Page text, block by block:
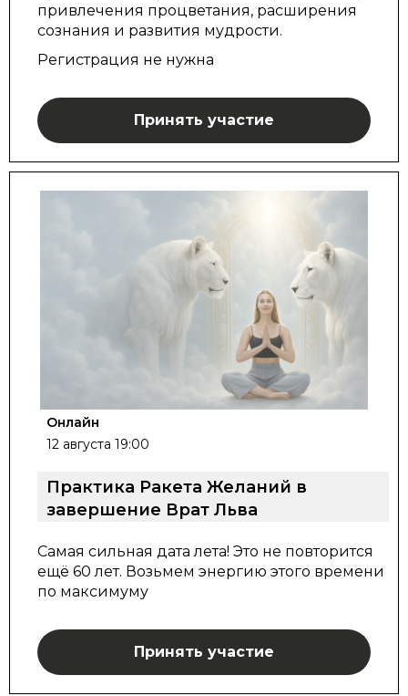
привлечения процветания, расширения
сознания и развития мудрости.
Регистрация не нужна
Принять участие
Онлайн
12 августа 19:00
Практика Ракета Желаний в
завершение Врат Льва
Самая сильная дата лета! Это не повторится
ещё 60 лет. Возьмем энергию этого времени
по максимуму
Принять участие